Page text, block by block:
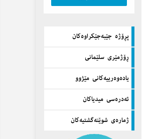
پڕۆژه‌ جێبه‌جێكراوه‌كان
ڕۆژمێری سلێمانی
یاده‌وه‌رییه‌كانی مێژوو
ئه‌دره‌سی میدیاكان
ژماره‌ی شوێنه‌گشتیه‌كان